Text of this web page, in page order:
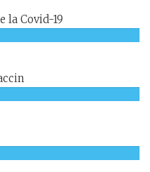
la Covid-19